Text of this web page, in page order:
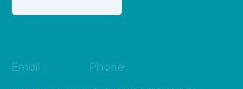
Email Phone